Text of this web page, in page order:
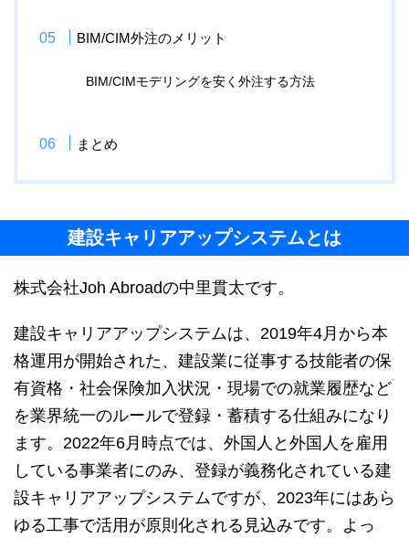
BIM/CIM外注のメリット
BIM/CIMモデリングを安く外注する方法
まとめ
建設キャリアアップシステムとは
株式会社Joh Abroadの中里貫太です。
建設キャリアアップシステムは、2019年4月から本
格運用が開始された、建設業に従事する技能者の保
有資格・社会保険加入状況・現場での就業履歴など
を業界統一のルールで登録・蓄積する仕組みになり
ます。2022年6月時点では、外国人と外国人を雇用
している事業者にのみ、登録が義務化されている建
設キャリアアップシステムですが、2023年にはあら
ゆる工事で活用が原則化される見込みです。よっ